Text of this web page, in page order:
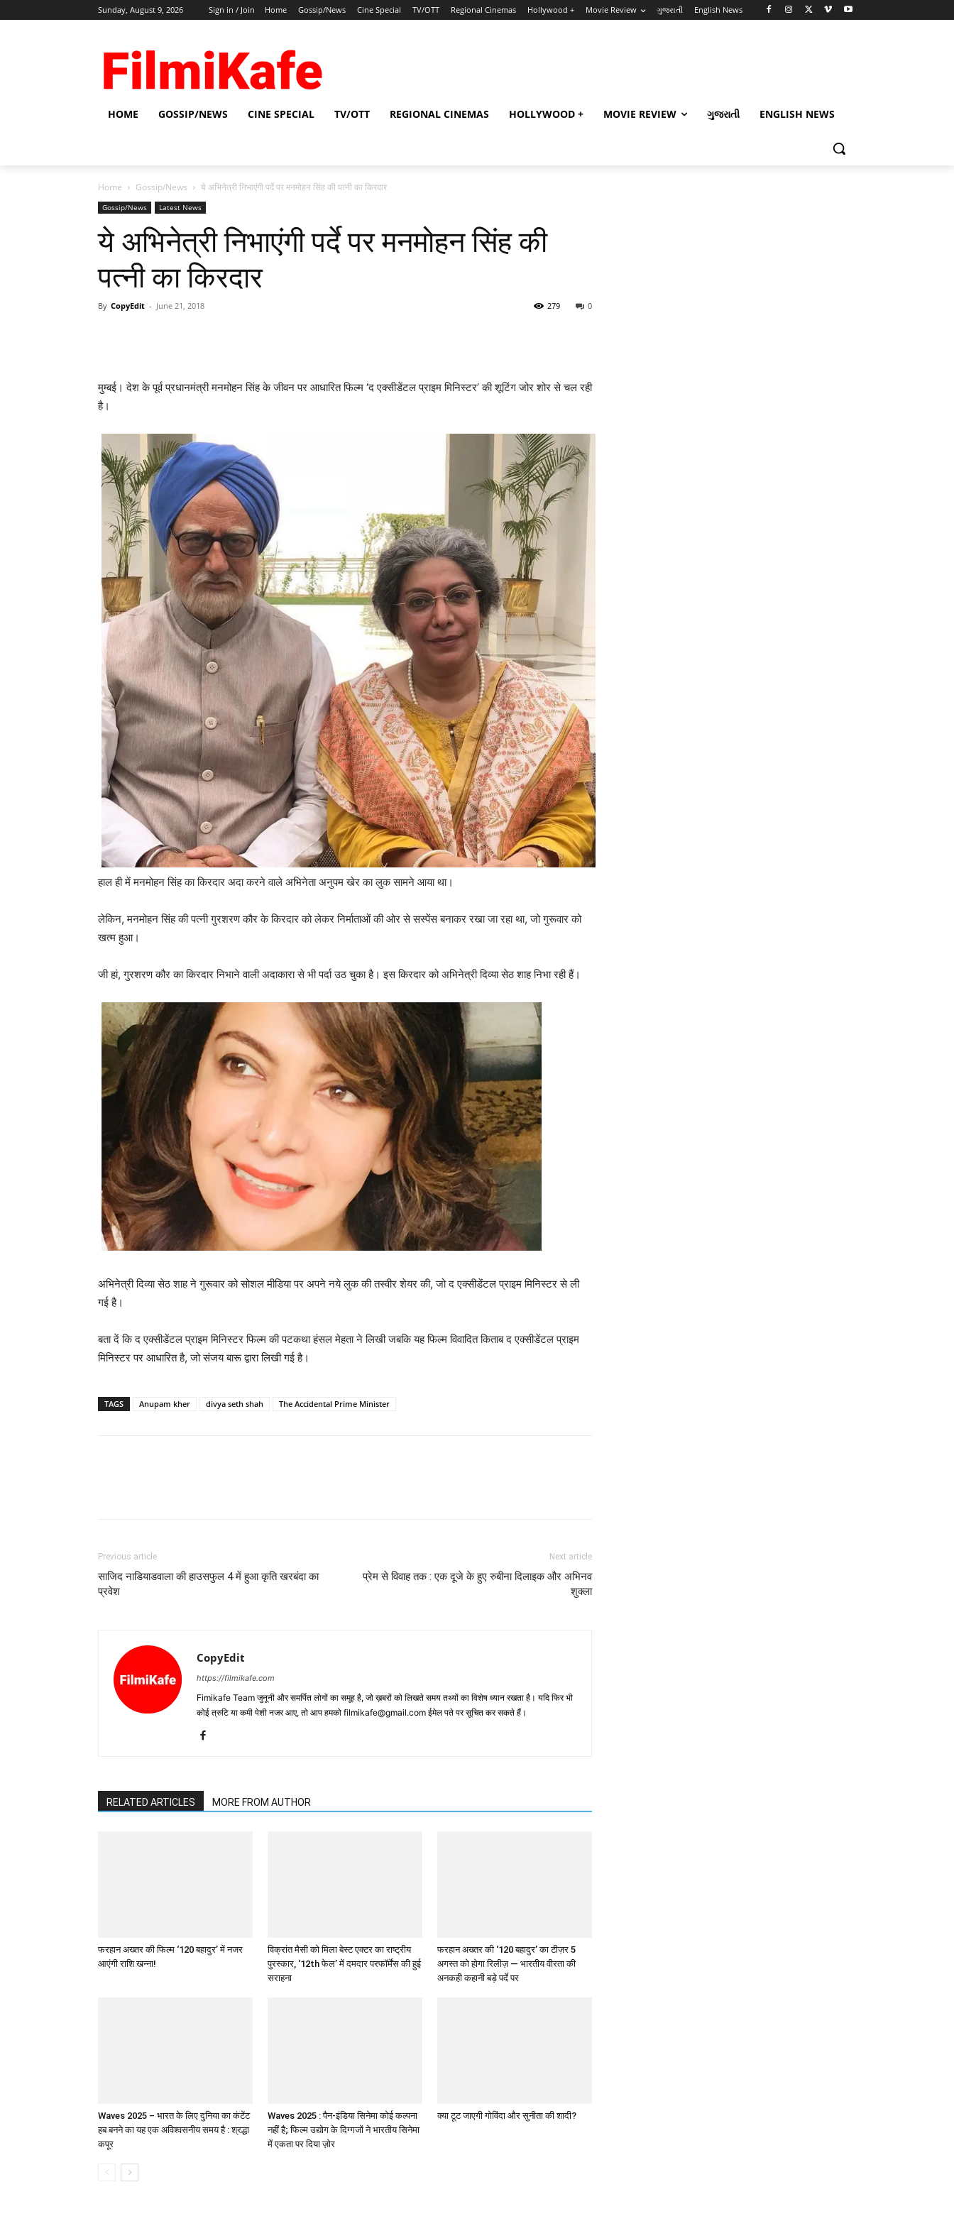
Sunday, August 9, 2026 Sign in / Join Home Gossip/News Cine Special TV/OTT Regional Cinemas Hollywood + Movie Review ગુજરાતી English News
HOME GOSSIP/NEWS CINE SPECIAL TV/OTT REGIONAL CINEMAS HOLLYWOOD + MOVIE REVIEW ગુજરાતી ENGLISH NEWS
Home Gossip/News ये अभिनेत्री निभाएंगी पर्दे पर मनमोहन सिंह की पत्नी का किरदार
Gossip/News Latest News
ये अभिनेत्री निभाएंगी पर्दे पर मनमोहन सिंह की
पत्नी का किरदार
By CopyEdit - June 21, 2018 0
279
मुम्बई। देश के पूर्व प्रधानमंत्री मनमोहन सिंह के जीवन पर आधारित फिल्म ‘द एक्सीडेंटल प्राइम मिनिस्टर’ की शूटिंग जोर शोर से चल रही
है।
हाल ही में मनमोहन सिंह का किरदार अदा करने वाले अभिनेता अनुपम खेर का लुक सामने आया था।
लेकिन, मनमोहन सिंह की पत्नी गुरशरण कौर के किरदार को लेकर निर्माताओं की ओर से सस्पेंस बनाकर रखा जा रहा था, जो गुरूवार को
खत्म हुआ।
जी हां, गुरशरण कौर का किरदार निभाने वाली अदाकारा से भी पर्दा उठ चुका है। इस किरदार को अभिनेत्री दिव्या सेठ शाह निभा रही हैं।
अभिनेत्री दिव्या सेठ शाह ने गुरूवार को सोशल मीडिया पर अपने नये लुक की तस्वीर शेयर की, जो द एक्सीडेंटल प्राइम मिनिस्टर से ली
गई है।
बता दें कि द एक्सीडेंटल प्राइम मिनिस्टर फिल्म की पटकथा हंसल मेहता ने लिखी जबकि यह फिल्म विवादित किताब द एक्सीडेंटल प्राइम
मिनिस्टर पर आधारित है, जो संजय बारू द्वारा लिखी गई है।
TAGS Anupam kher divya seth shah The Accidental Prime Minister
Previous article
साजिद नाडियाडवाला की हाउसफुल 4 में हुआ कृति खरबंदा का
प्रवेश
Next article
प्रेम से विवाह तक : एक दूजे के हुए रुबीना दिलाइक और अभिनव
शुक्ला
CopyEdit
https://filmikafe.com
Fimikafe Team जुनूनी और समर्पित लोगों का समूह है, जो ख़बरों को लिखते समय तथ्‍यों का विशेष ध्‍यान रखता है। यदि फिर भी
कोई त्रुटि या कमी पेशी नजर आए, तो आप हमको filmikafe@gmail.com ईमेल पते पर सूचित कर सकते हैं।
RELATED ARTICLES MORE FROM AUTHOR
फरहान अख्तर की फिल्म ‘120 बहादुर’ में नजर
आएंगी राशि खन्ना!
विक्रांत मैसी को मिला बेस्ट एक्टर का राष्ट्रीय
पुरस्कार, ‘12th फेल’ में दमदार परफॉर्मेंस की हुई
सराहना
फरहान अख्तर की ‘120 बहादुर’ का टीज़र 5
अगस्त को होगा रिलीज़ — भारतीय वीरता की
अनकही कहानी बड़े पर्दे पर
Waves 2025 – भारत के लिए दुनिया का कंटेंट
हब बनने का यह एक अविश्वसनीय समय है : श्रद्धा
कपूर
Waves 2025 : पैन-इंडिया सिनेमा कोई कल्पना
नहीं है; फिल्म उद्योग के दिग्गजों ने भारतीय सिनेमा
में एकता पर दिया ज़ोर
क्या टूट जाएगी गोविंदा और सुनीता की शादी?